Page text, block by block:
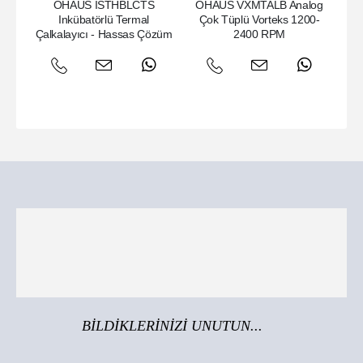
OHAUS ISTHBLCTS
Inkübatörlü Termal
Çalkalayıcı - Hassas Çözüm
OHAUS VXMTALB Analog
Çok Tüplü Vorteks 1200-
2400 RPM
BİLDİKLERİNİZİ UNUTUN...